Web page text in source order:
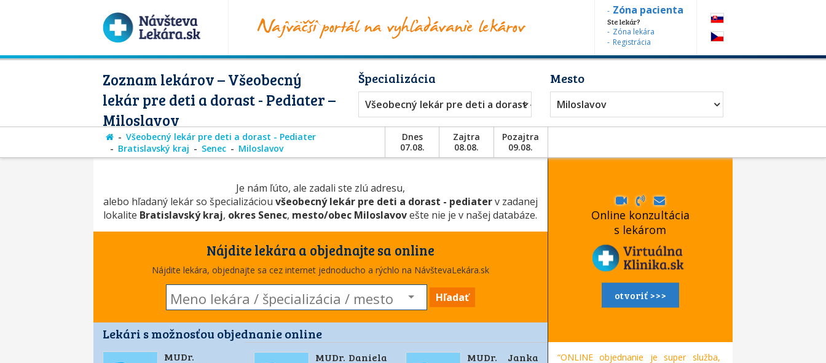
Zóna pacienta
Ste lekár?
Zóna lekára
Registrácia
Zoznam lekárov – Všeobecný
lekár pre deti a dorast - Pediater –
Miloslavov
Špecializácia
Všeobecný lekár pre deti a dorast - Pediater
Mesto
Miloslavov
Všeobecný lekár pre deti a dorast - Pediater
Bratislavský kraj
Senec Miloslavov
Dnes
07.08.
Zajtra
08.08.
Pozajtra
09.08.
Je nám ľúto, ale zadali ste zlú adresu,
alebo hľadaný lekár so špecializáciou všeobecný lekár pre deti a dorast - pediaterv zadanej
lokalite Bratislavský kraj, okres Senec, mesto/obec Miloslavovešte nie je v našej databáze.
Nájdite lekára a objednajte sa online
Nájdite lekára, objednajte sa cez internet jednoducho a rýchlo na NávštevaLekára.sk
Hľadať
Lekári s možnosťou objednanie online
MUDr.
MUDr. Daniela
MUDr. Janka
Online konzultácia
s lekárom
otvoriť >>>
“ONLINE objednanie je super služba,